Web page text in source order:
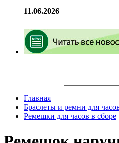
11.06.2026
Главная
Браслеты и ремни для
Ремешки для часов в сборе